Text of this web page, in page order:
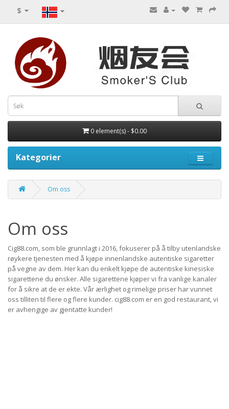
$
0 element(s) - $0.00
Kategorier
Om oss
Om oss
Cig88.com, som ble grunnlagt i 2016, fokuserer på å tilby utenlandske
røykere tjenesten med å kjøpe innenlandske autentiske sigaretter
på vegne av dem. Her kan du enkelt kjøpe de autentiske kinesiske
sigarettene du ønsker. Alle sigarettene kjøper vi fra vanlige kanaler
for å sikre at de er ekte. Vår ærlighet og rimelige priser har vunnet
oss tilliten til flere og flere kunder. cig88.com er en god restaurant, vi
er avhengige av gjentatte kunder!